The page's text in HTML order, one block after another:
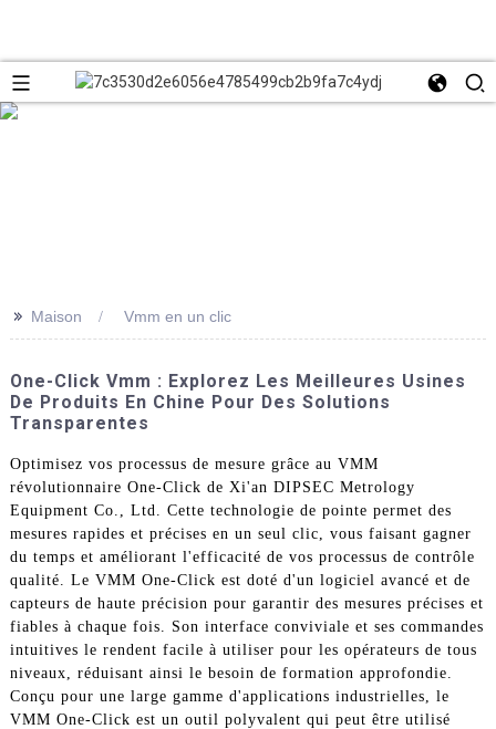
>> Maison Vmm en un clic
One-Click Vmm : Explorez Les Meilleures Usines
De Produits En Chine Pour Des Solutions
Transparentes
Optimisez vos processus de mesure grâce au VMM
révolutionnaire One-Click de Xi'an DIPSEC Metrology
Equipment Co., Ltd. Cette technologie de pointe permet des
mesures rapides et précises en un seul clic, vous faisant gagner
du temps et améliorant l'efficacité de vos processus de contrôle
qualité. Le VMM One-Click est doté d'un logiciel avancé et de
capteurs de haute précision pour garantir des mesures précises et
fiables à chaque fois. Son interface conviviale et ses commandes
intuitives le rendent facile à utiliser pour les opérateurs de tous
niveaux, réduisant ainsi le besoin de formation approfondie.
Conçu pour une large gamme d'applications industrielles, le
VMM One-Click est un outil polyvalent qui peut être utilisé